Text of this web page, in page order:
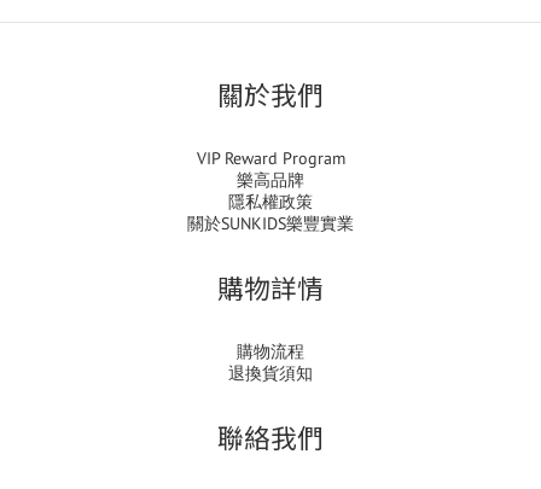
關於我們
VIP Reward Program
樂高品牌
隱私權政策
關於SUNKIDS樂豐實業
購物詳情
購物流程
退換貨須知
聯絡我們